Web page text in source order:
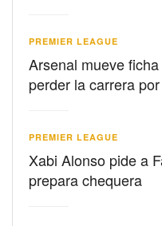
PREMIER LEAGUE
Arsenal mueve
perder la carrera
PREMIER LEAGUE
Xabi Alonso pide a
prepara chequera